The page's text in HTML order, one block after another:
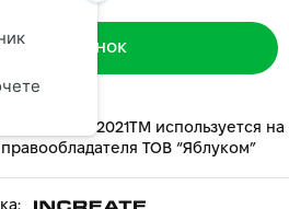
дзвінок
2014-2021ТМ используется на
ТОВ “Яблуком”